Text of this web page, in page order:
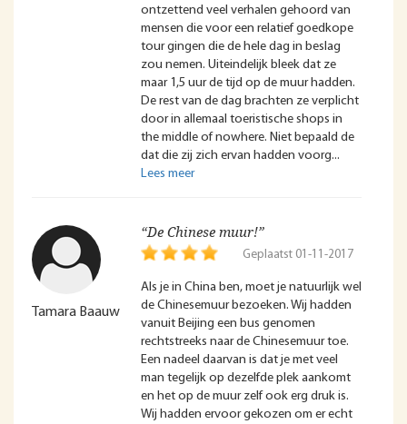
ontzettend veel verhalen gehoord van
mensen die voor een relatief goedkope
tour gingen die de hele dag in beslag
zou nemen. Uiteindelijk bleek dat ze
maar 1,5 uur de tijd op de muur hadden.
De rest van de dag brachten ze verplicht
door in allemaal toeristische shops in
the middle of nowhere. Niet bepaald de
dat die zij zich ervan hadden voorg
Tamara Baauw
“De Chinese muur!”
Geplaatst 01-11-2017
Als je in China ben, moet je natuurlijk wel
de Chinesemuur bezoeken. Wij hadden
vanuit Beijing een bus genomen
rechtstreeks naar de Chinesemuur toe.
Een nadeel daarvan is dat je met veel
man tegelijk op dezelfde plek aankomt
en het op de muur zelf ook erg druk is.
Wij hadden ervoor gekozen om er echt